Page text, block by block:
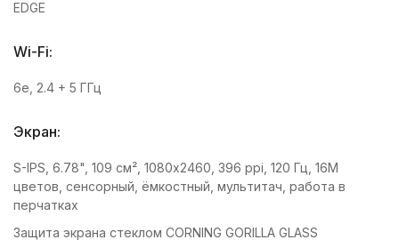
EDGE
Wi-Fi:
6e, 2.4 + 5 ГГц
Экран:
S-IPS, 6.78", 109 см², 1080x2460, 396 ppi, 120 Гц, 16M
цветов, сенсорный, ёмкостный, мультитач, работа в
перчатках
Защита экрана стеклом CORNING GORILLA GLASS